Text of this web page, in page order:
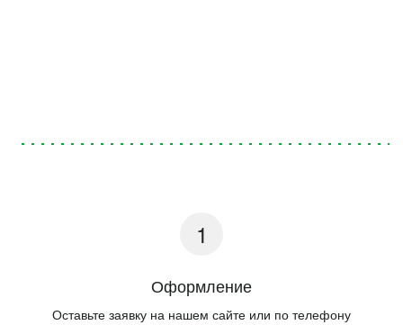
Оформление
Оставьте заявку на нашем сайте или по телефону